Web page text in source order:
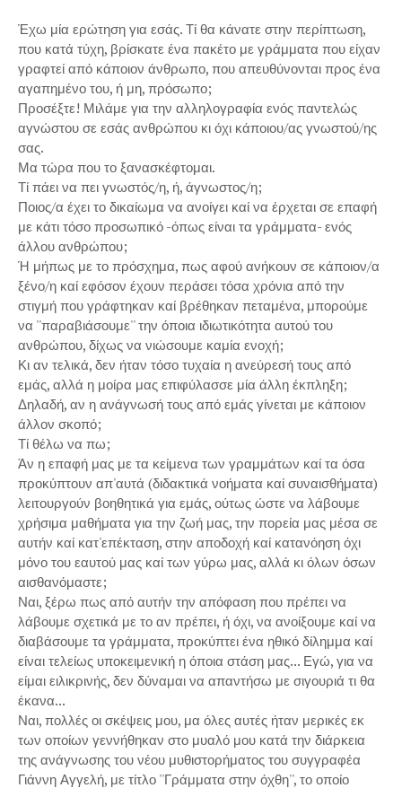
Έχω μία ερώτηση για εσάς. Τί θα κάνατε στην περίπτωση,
που κατά τύχη, βρίσκατε ένα πακέτο με γράμματα που είχαν
γραφτεί από κάποιον άνθρωπο, που απευθύνονται προς ένα
αγαπημένο του, ή μη, πρόσωπο;
Προσέξτε! Μιλάμε για την αλληλογραφία ενός παντελώς
αγνώστου σε εσάς ανθρώπου κι όχι κάποιου/ας γνωστού/ης
σας.
Μα τώρα που το ξανασκέφτομαι.
Τί πάει να πει γνωστός/η, ή, άγνωστος/η;
Ποιος/α έχει το δικαίωμα να ανοίγει καί να έρχεται σε επαφή
με κάτι τόσο προσωπικό -όπως είναι τα γράμματα- ενός
άλλου ανθρώπου;
Ή μήπως με το πρόσχημα, πως αφού ανήκουν σε κάποιον/α
ξένο/η καί εφόσον έχουν περάσει τόσα χρόνια από την
στιγμή που γράφτηκαν καί βρέθηκαν πεταμένα, μπορούμε
να ''παραβιάσουμε'' την όποια ιδιωτικότητα αυτού του
ανθρώπου, δίχως να νιώσουμε καμία ενοχή;
Κι αν τελικά, δεν ήταν τόσο τυχαία η ανεύρεσή τους από
εμάς, αλλά η μοίρα μας επιφύλασσε μία άλλη έκπληξη;
Δηλαδή, αν η ανάγνωσή τους από εμάς γίνεται με κάποιον
άλλον σκοπό;
Τί θέλω να πω;
Άν η επαφή μας με τα κείμενα των γραμμάτων καί τα όσα
προκύπτουν απ'αυτά (διδακτικά νοήματα καί συναισθήματα)
λειτουργούν βοηθητικά για εμάς, ούτως ώστε να λάβουμε
χρήσιμα μαθήματα για την ζωή μας, την πορεία μας μέσα σε
αυτήν καί κατ'επέκταση, στην αποδοχή καί κατανόηση όχι
μόνο του εαυτού μας καί των γύρω μας, αλλά κι όλων όσων
αισθανόμαστε;
Ναι, ξέρω πως από αυτήν την απόφαση που πρέπει να
λάβουμε σχετικά με το αν πρέπει, ή όχι, να ανοίξουμε καί να
διαβάσουμε τα γράμματα, προκύπτει ένα ηθικό δίλημμα καί
είναι τελείως υποκειμενική η όποια στάση μας... Εγώ, για να
είμαι ειλικρινής, δεν δύναμαι να απαντήσω με σιγουριά τι θα
έκανα...
Ναι, πολλές οι σκέψεις μου, μα όλες αυτές ήταν μερικές εκ
των οποίων γεννήθηκαν στο μυαλό μου κατά την διάρκεια
της ανάγνωσης του νέου μυθιστορήματος του συγγραφέα
Γιάννη Αγγελή, με τίτλο ''Γράμματα στην όχθη'', το οποίο